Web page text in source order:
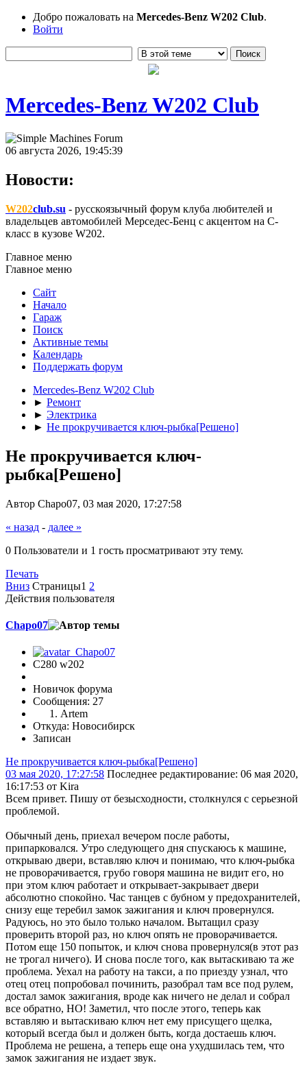
Добро пожаловать на Mercedes-Benz W202 Club.
Войти
Mercedes-Benz W202 Club
06 августа 2026, 19:45:39
Новости:
W202club.su - русскоязычный форум клуба любителей и
владельцев автомобилей Мерседес-Бенц с акцентом на C-
класс в кузове W202.
Главное меню
Главное меню
Сайт
Начало
Гараж
Поиск
Активные темы
Календарь
Поддержать форум
Mercedes-Benz W202 Club
► Ремонт
► Электрика
► Не прокручивается ключ-рыбка[Решено]
Не прокручивается ключ-
рыбка[Решено]
Автор Chapo07, 03 мая 2020, 17:27:58
« назад - далее »
0 Пользователи и 1 гость просматривают эту тему.
Печать
Вниз Страницы1 2
Действия пользователя
Chapo07
C280 w202
Новичок форума
Сообщения: 27
Artem
Откуда: Новосибирск
Записан
Не прокручивается ключ-рыбка[Решено]
03 мая 2020, 17:27:58 Последнее редактирование: 06 мая 2020,
16:17:53 от Kira
Всем привет. Пишу от безысходности, столкнулся с серьезной
проблемой.
Обычный день, приехал вечером после работы,
припарковался. Утро следующего дня спускаюсь к машине,
открываю двери, вставляю ключ и понимаю, что ключ-рыбка
не проворачивается, грубо говоря машина не видит его, но
при этом ключ работает и открывает-закрывает двери
абсолютно спокойно. Час танцев с бубном у предохранителей,
снизу еще теребил замок зажигания и ключ провернулся.
Радуюсь, но это было только началом. Вытащил сразу
проверить второй раз, но ключ опять не проворачивается.
Потом еще 150 попыток, и ключ снова провернулся(в этот раз
не трогал ничего). И снова после того, как вытаскиваю та же
проблема. Уехал на работу на такси, а по приезду узнал, что
отец отец попробовал починить, разобрал там все под рулем,
достал замок зажигания, вроде как ничего не делал и собрал
все обратно, НО! Заметил, что после этого, теперь как
вставляю и вытаскиваю ключ нет ему присущего щелка,
который всегда был и должен быть, когда достаешь ключ.
Проблема не решена, а теперь еще она ухудшилась тем, что
замок зажигания не издает звук.